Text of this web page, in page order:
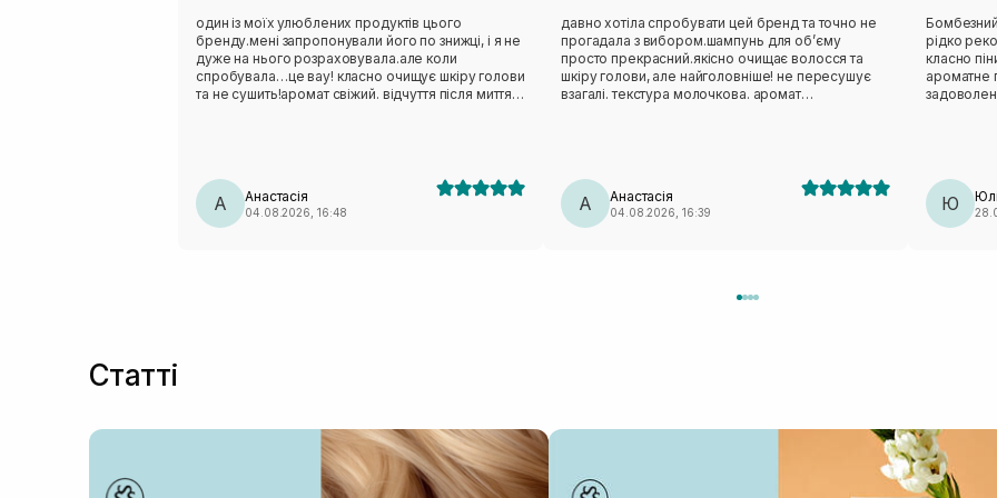
один із моїх улюблених продуктів цього
бренду.мені запропонували його по знижці, і я не
дуже на нього розраховувала.але коли
спробувала…це вау! класно очищує шкіру голови
та не сушить!аромат свіжий. відчуття після миття
прохолодною дією.
А Анастасія
04.08.2026, 16:48
давно хотіла спробувати цей бренд та точно не
прогадала з вибором.шампунь для обʼєму
просто прекрасний.якісно очищає волосся та
шкіру голови, але найголовніше! не пересушує
взагалі. текстура молочкова. аромат
А Анастасія
04.08.2026, 16:39
рідко
класно
ароматне
Ю
Статті